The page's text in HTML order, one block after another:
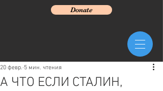
Donate
А ЧТО ЕСЛИ СТАЛИН,
20 февр. 5 мин. чтения